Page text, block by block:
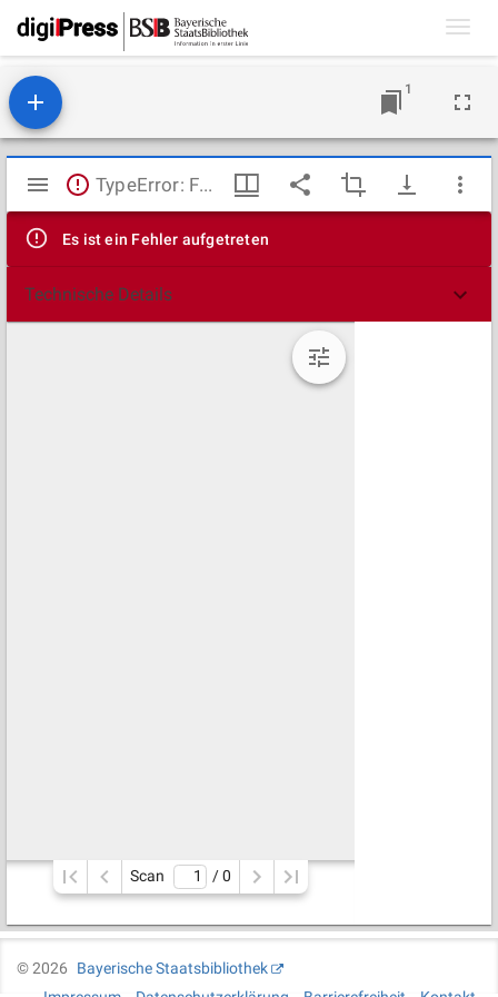
1
Mirador
Viewer
TypeError: Failed to fetch
Es ist ein Fehler aufgetreten
Technische Details
Scan / 0
©2026
Bayerische Staatsbibliothek